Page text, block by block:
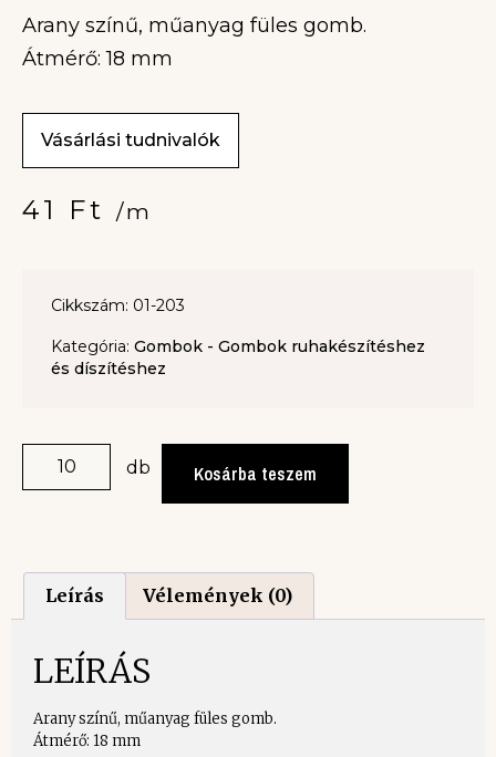
Arany színű, műanyag füles gomb.
Átmérő: 18 mm
Vásárlási tudnivalók
41 Ft /m
Cikkszám: 01-203
Kategória: Gombok - Gombok ruhakészítéshez
és díszítéshez
db Kosárba teszem
Leírás Vélemények (0)
LEÍRÁS
Arany színű, műanyag füles gomb.
Átmérő: 18 mm